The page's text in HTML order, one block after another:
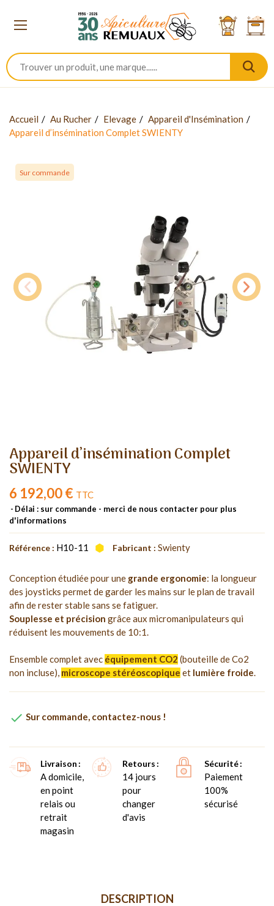
Accueil Au Rucher Elevage
Appareil d'Insémination
Appareil d’insémination Complet SWIENTY
Sur commande
Appareil d’insémination Complet
SWIENTY
6 192,00 € TTC
Délai : sur commande - merci de nous contacter pour plus
d'informations
Référence : H10-11 Fabricant : Swienty
Conception étudiée pour une grande ergonomie: la longueur
des joysticks permet de garder les mains sur le plan de travail
afin de rester stable sans se fatiguer.
Souplesse et précision grâce aux micromanipulateurs qui
réduisent les mouvements de 10:1.
Ensemble complet avec équipement CO2 (bouteille de Co2
non incluse), microscope stéréoscopique et lumière froide.
 Sur commande, contactez-nous !
Livraison
A domicile,
en point
relais ou
retrait
magasin
Retours
14 jours
pour
changer
d'avis
Sécurité
Paiement
100%
sécurisé
DESCRIPTION